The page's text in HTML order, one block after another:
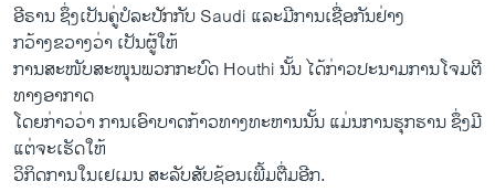
ອີຣານ ຊຶ່ງເປັນຄູ່ປໍລະປັກກັບ Saudi ​ແລະ​ມີ​ການ​ເຊື່ອ​ກັນຢ່າງ
ກວ້າງຂວາງ​ວ່າ ​ເປັນ​ຜູ້​ໃຫ້
ການ​ສະໜັບສະໜຸນພວກກະບົດ Houthi ນັ້ນ ​ໄດ້​ກ່າວ​ປະນາມ​ການ​ໂຈມ​ຕີ​
ທາງ​ອາກາດ
ໂດຍກ່າວ​ວ່າ ການ​ເອົາ​ບາດກ້າວ​ທາງ​ທະຫານນັ້ນ ​ແມ່ນການ​ຮຸກຮານ ຊຶ່ງມີ
ແຕ່ຈະເຮັດໃຫ້
ວິ​ກິດ​ການ​ໃນ​ເຢ​ເມນ ສະ​ລັບ​ສັບ​ຊ້ອນ​ເພີ້​ມຕື່ມ​ອີກ.